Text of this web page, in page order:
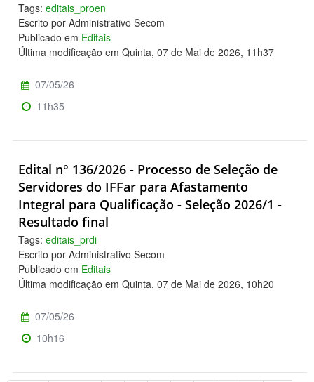
Tags: editais_proen
Escrito por Administrativo Secom
Publicado em Editais
Última modificação em Quinta, 07 de Mai de 2026, 11h37
07/05/26
11h35
Edital n° 136/2026 - Processo de Seleção de
Servidores do IFFar para Afastamento
Integral para Qualificação - Seleção 2026/1 -
Resultado final
Tags: editais_prdi
Escrito por Administrativo Secom
Publicado em Editais
Última modificação em Quinta, 07 de Mai de 2026, 10h20
07/05/26
10h16